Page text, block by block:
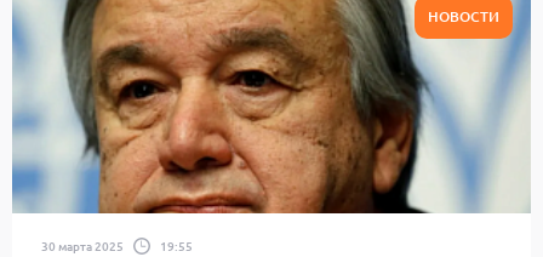
НОВОСТИ
30 марта 2025 19:55